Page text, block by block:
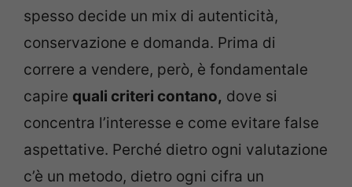
spesso decide un mix di autenticità,
conservazione e domanda. Prima di
correre a vendere, però, è fondamentale
capire quali criteri contano, dove si
concentra l’interesse e come evitare false
aspettative. Perché dietro ogni valutazione
c’è un metodo, dietro ogni cifra un